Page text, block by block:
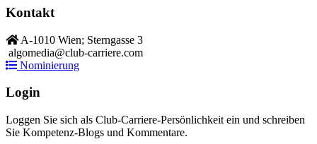
Kontakt
A-1010 Wien; Sterngasse 3
algomedia@club-carriere.com
Nominierung
Login
Loggen Sie sich als Club-Carriere-Persönlichkeit ein und schreiben
Sie Kompetenz-Blogs und Kommentare.